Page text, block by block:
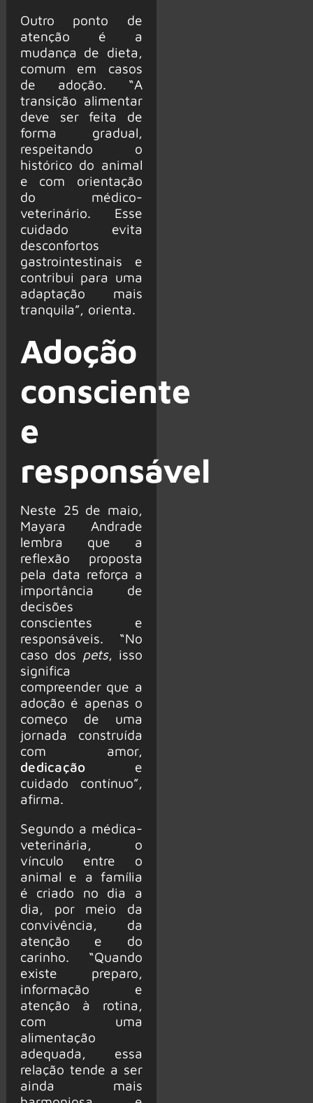
Outro ponto de
atenção é a
mudança de dieta,
comum em casos
de adoção. “A
transição alimentar
deve ser feita de
forma gradual,
respeitando o
histórico do animal
e com orientação
do médico-
veterinário. Esse
cuidado evita
desconfortos
gastrointestinais e
contribui para uma
adaptação mais
tranquila”, orienta.
Adoção
consciente
e
responsável
Neste 25 de maio,
Mayara Andrade
lembra que a
reflexão proposta
pela data reforça a
importância de
decisões
conscientes e
responsáveis. “No
caso dos pets, isso
significa
compreender que a
adoção é apenas o
começo de uma
jornada construída
com amor,
dedicação e
cuidado contínuo”,
afirma.
Segundo a médica-
veterinária, o
vínculo entre o
animal e a família
é criado no dia a
dia, por meio da
convivência, da
atenção e do
carinho. “Quando
existe preparo,
informação e
atenção à rotina,
com uma
alimentação
adequada, essa
relação tende a ser
ainda mais